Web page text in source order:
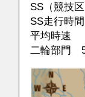
SS（競技
SS走行時
平均時速
二輪部門